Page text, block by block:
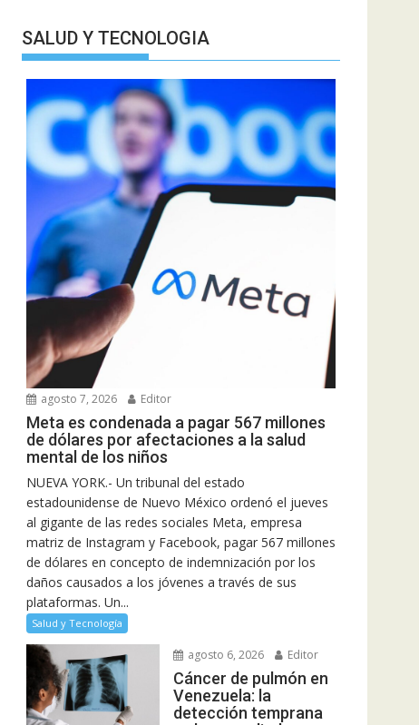
SALUD Y TECNOLOGIA
agosto 7, 2026 Editor
Meta es condenada a pagar 567 millones
de dólares por afectaciones a la salud
mental de los niños
NUEVA YORK.- Un tribunal del estado
estadounidense de Nuevo México ordenó el jueves
al gigante de las redes sociales Meta, empresa
matriz de Instagram y Facebook, pagar 567 millones
de dólares en concepto de indemnización por los
daños causados a los jóvenes a través de sus
plataformas. Un...
Salud y Tecnología
agosto 6, 2026 Editor
Cáncer de pulmón en
Venezuela: la
detección temprana